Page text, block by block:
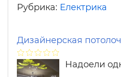
Рубрика: Електрика
Дизайнерская
Надоели